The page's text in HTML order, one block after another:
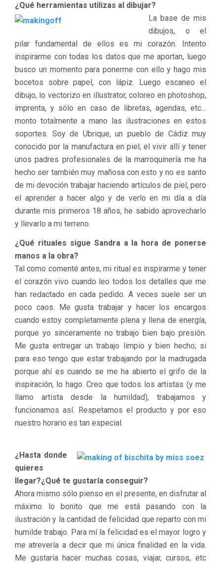
¿Qué herramientas utilizas al dibujar?
La base de mis
dibujos, o el
pilar fundamental de ellos es mi corazón. Intento
inspirarme con todas los datos que me aportan, luego
busco un momento para ponerme con ello y hago mis
bocetos sobre papel, con lápiz. Luego escaneo el
dibujo, lo vectorizo en illustrator, coloreo en photoshop,
imprenta, y sólo en caso de libretas, agendas, etc…
monto totalmente a mano las ilustraciones en estos
soportes. Soy de Ubrique, un pueblo de Cádiz muy
conocido por la manufactura en piel; el vivir allí y tener
unos padres profesionales de la marroquinería me ha
hecho ser también muy mañosa con esto y no es santo
de mi devoción trabajar haciendo artículos de piel, pero
el aprender a hacer algo y de verlo en mi día a día
durante mis primeros 18 años, he sabido aprovecharlo
y llevarlo a mi terreno.
¿Qué rituales sigue Sandra a la hora de ponerse
manos a la obra?
Tal como comenté antes, mi ritual es inspirarme y tener
el corazón vivo cuando leo todos los detalles que me
han redactado en cada pedido. A veces suele ser un
poco caos. Me gusta trabajar y hacer los encargos
cuando estoy completamente plena y llena de energía,
porque yo sinceramente no trabajo bien bajo presión.
Me gusta entregar un trabajo limpio y bien hecho; si
para eso tengo que estar trabajando por la madrugada
porque ahí es cuando se me ha abierto el grifo de la
inspiración, lo hago. Creo que todos los artistas (y me
llamo artista desde la humildad), trabajamos y
funcionamos así. Respetamos el producto y por eso
nuestro horario es tan especial.
¿Hasta donde
quieres
llegar?¿Qué te gustaría conseguir?
Ahora mismo sólo pienso en el presente, en disfrutar al
máximo lo bonito que me está pasando con la
ilustración y la cantidad de felicidad que reparto con mi
humilde trabajo. Para mí la felicidad es el mayor logro y
me atrevería a decir que mi única finalidad en la vida.
Me gustaría hacer muchas cosas, viajar, cursos, etc